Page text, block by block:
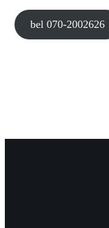
bel 070-2002626